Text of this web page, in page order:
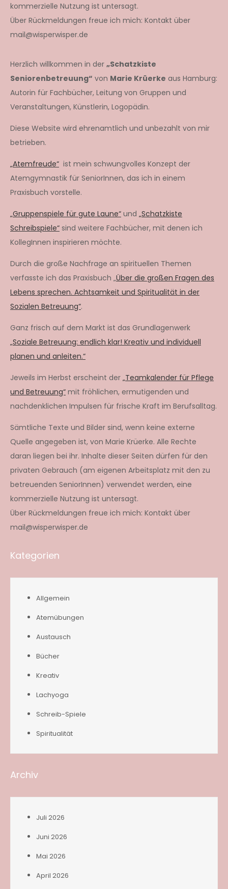
kommerzielle Nutzung ist untersagt.
Über Rückmeldungen freue ich mich: Kontakt über
mail@wisperwisper.de
Herzlich willkommen in der „Schatzkiste
Seniorenbetreuung“ von Marie Krüerke aus Hamburg:
Autorin für Fachbücher, Leitung von Gruppen und
Veranstaltungen, Künstlerin, Logopädin.
Diese Website wird ehrenamtlich und unbezahlt von mir
betrieben.
„Atemfreude“ ist mein schwungvolles Konzept der
Atemgymnastik für SeniorInnen, das ich in einem
Praxisbuch vorstelle.
„Gruppenspiele für gute Laune“ und „Schatzkiste
Schreibspiele“ sind weitere Fachbücher, mit denen ich
KollegInnen inspirieren möchte.
Durch die große Nachfrage an spirituellen Themen
verfasste ich das Praxisbuch „Über die großen Fragen des
Lebens sprechen. Achtsamkeit und Spiritualität in der
Sozialen Betreuung“.
Ganz frisch auf dem Markt ist das Grundlagenwerk
„Soziale Betreuung: endlich klar! Kreativ und individuell
planen und anleiten.“
Jeweils im Herbst erscheint der „Teamkalender für Pflege
und Betreuung“ mit fröhlichen, ermutigenden und
nachdenklichen Impulsen für frische Kraft im Berufsalltag.
Sämtliche Texte und Bilder sind, wenn keine externe
Quelle angegeben ist, von Marie Krüerke. Alle Rechte
daran liegen bei ihr. Inhalte dieser Seiten dürfen für den
privaten Gebrauch (am eigenen Arbeitsplatz mit den zu
betreuenden SeniorInnen) verwendet werden, eine
kommerzielle Nutzung ist untersagt.
Über Rückmeldungen freue ich mich: Kontakt über
mail@wisperwisper.de
Kategorien
Allgemein
Atemübungen
Austausch
Bücher
Kreativ
Lachyoga
Schreib-Spiele
Spiritualität
Archiv
Juli 2026
Juni 2026
Mai 2026
April 2026